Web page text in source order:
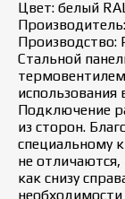
Цвет: белый
Производство:
Стальной
использования
Подключение
из сторон.
специальному
не
как снизу